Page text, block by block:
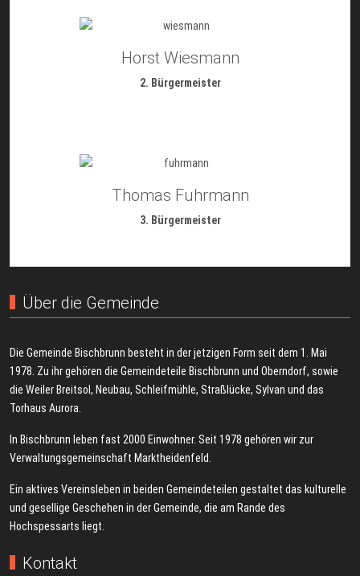
Horst Wiesmann
2. Bürgermeister
Thomas Fuhrmann
3. Bürgermeister
Über die Gemeinde
Die Gemeinde Bischbrunn besteht in der jetzigen Form seit dem 1. Mai
1978. Zu ihr gehören die Gemeindeteile Bischbrunn und Oberndorf, sowie
die Weiler Breitsol, Neubau, Schleifmühle, Straßlücke, Sylvan und das
Torhaus Aurora.
In Bischbrunn leben fast 2000 Einwohner. Seit 1978 gehören wir zur
Verwaltungsgemeinschaft Marktheidenfeld.
Ein aktives Vereinsleben in beiden Gemeindeteilen gestaltet das kulturelle
und gesellige Geschehen in der Gemeinde, die am Rande des
Hochspessarts liegt.
Kontakt